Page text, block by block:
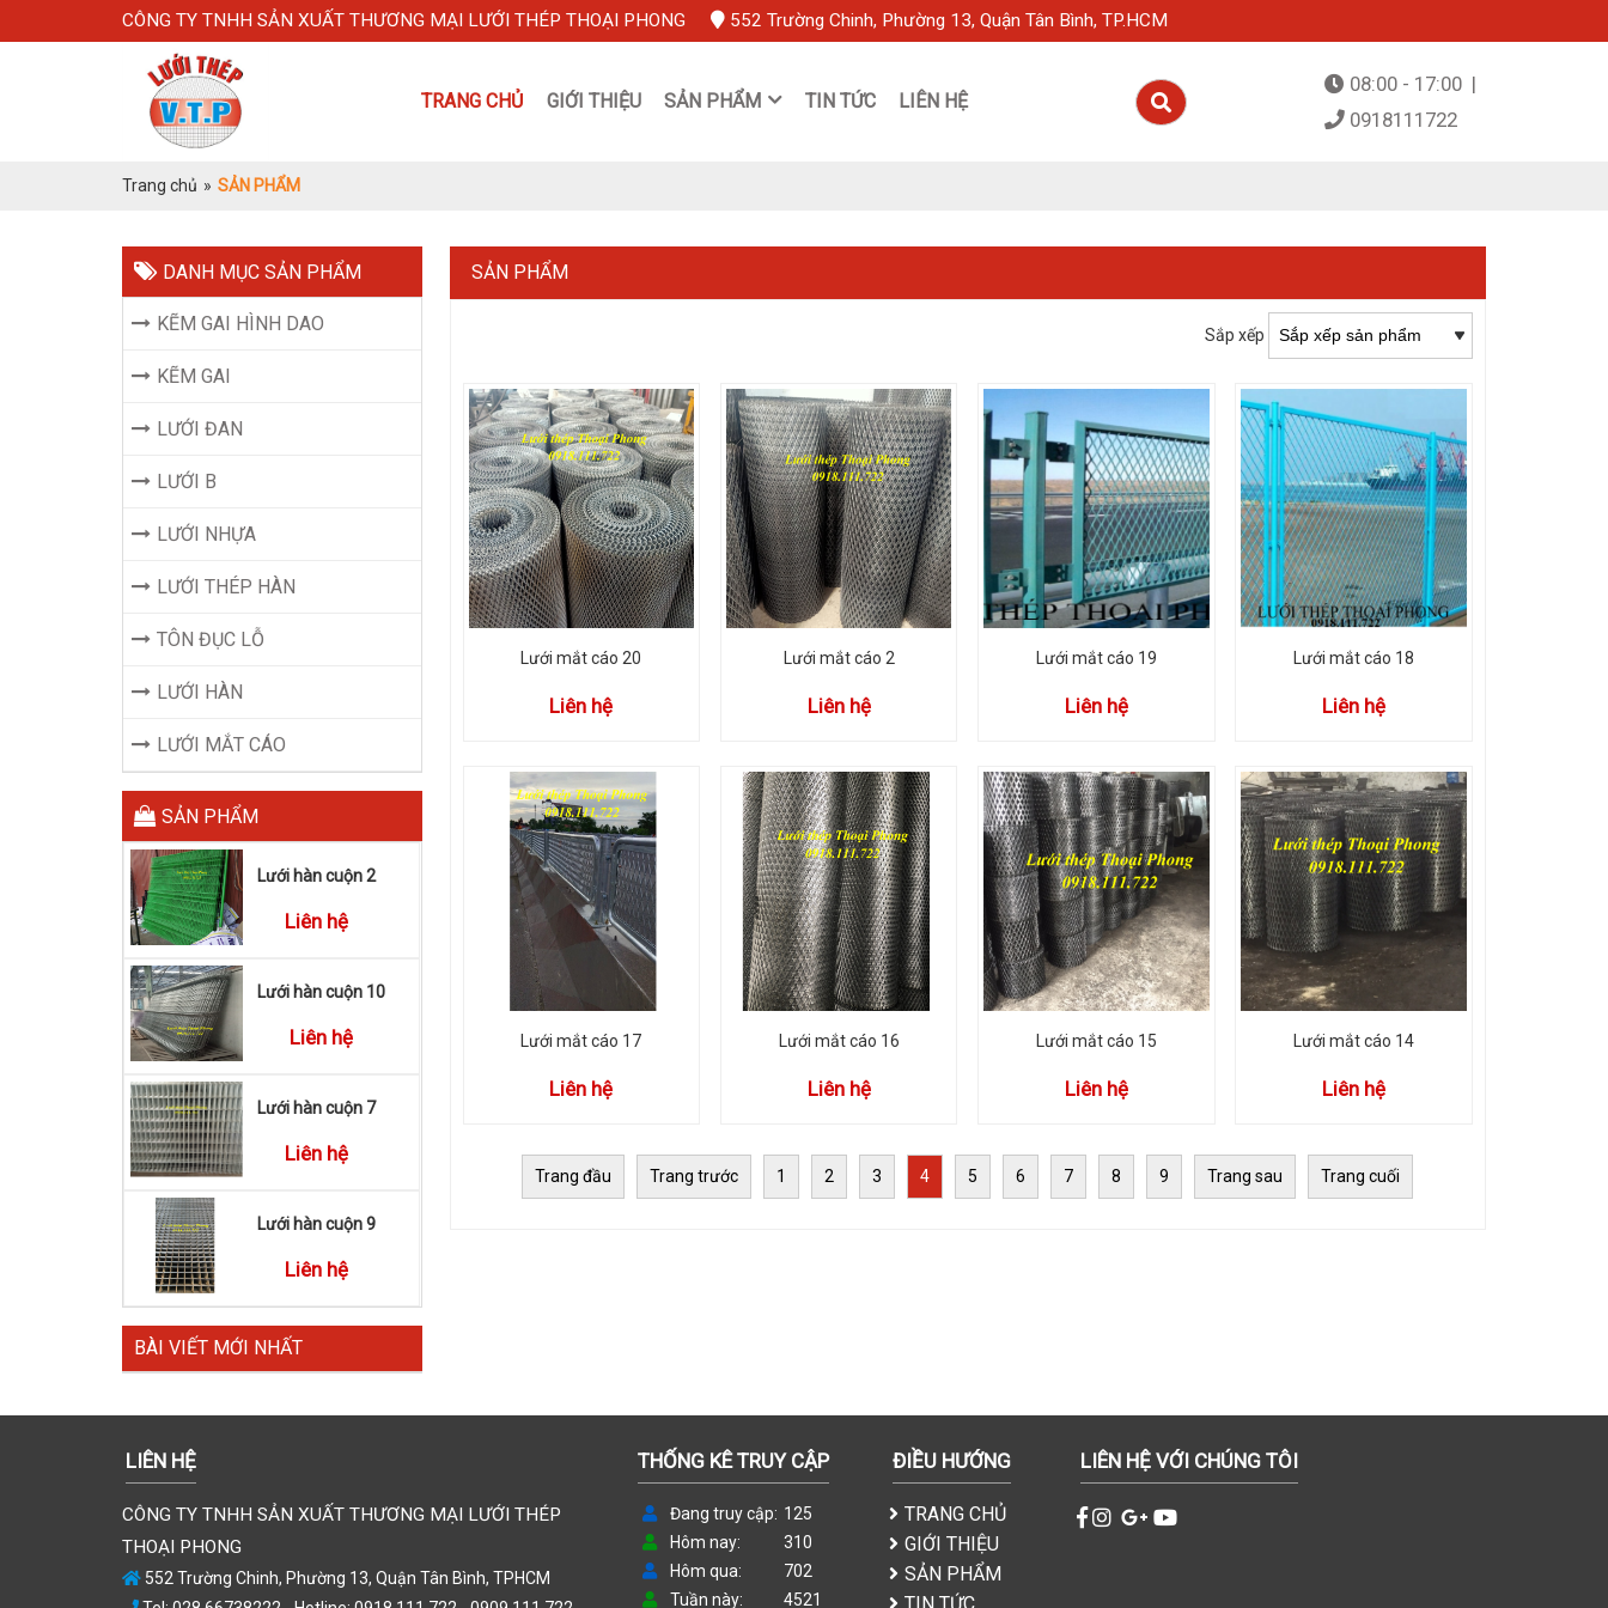
CÔNG TY TNHH SẢN XUẤT THƯƠNG MẠI LƯỚI THÉP THOẠI PHONG 552 Trường Chinh, Phường 13, Quận Tân Bình, TP.HCM
TRANG CHỦ GIỚI THIỆU SẢN PHẨM TIN TỨC LIÊN HỆ
08:00 - 17:00 |
0918111722
Trang chủ » SẢN PHẨM
DANH MỤC SẢN PHẨM
KẼM GAI HÌNH DAO
KẼM GAI
LƯỚI ĐAN
LƯỚI B
LƯỚI NHỰA
LƯỚI THÉP HÀN
TÔN ĐỤC LỖ
LƯỚI HÀN
LƯỚI MẮT CÁO
SẢN PHẨM
Lưới hàn cuộn 2
Liên hệ
Lưới hàn cuộn 10
Liên hệ
Lưới hàn cuộn 7
Liên hệ
Lưới hàn cuộn 9
Liên hệ
BÀI VIẾT MỚI NHẤT
SẢN PHẨM
Sắp xếp
Lưới mắt cáo 20
Liên hệ
Lưới mắt cáo 2
Liên hệ
Lưới mắt cáo 19
Liên hệ
Lưới mắt cáo 18
Liên hệ
Lưới mắt cáo 17
Liên hệ
Lưới mắt cáo 16
Liên hệ
Lưới mắt cáo 15
Liên hệ
Lưới mắt cáo 14
Liên hệ
Trang đầu Trang trước 1 2 3 4 5 6 7 8 9 Trang sau Trang cuối
LIÊN HỆ
CÔNG TY TNHH SẢN XUẤT THƯƠNG MẠI LƯỚI THÉP
THOẠI PHONG
552 Trường Chinh, Phường 13, Quận Tân Bình, TPHCM
THỐNG KÊ TRUY CẬP
Đang truy cập
125
Hôm nay
310
Hôm qua
702
Tuần này
4521
ĐIỀU HƯỚNG
TRANG CHỦ
GIỚI THIỆU
SẢN PHẨM
LIÊN HỆ VỚI CHÚNG TÔI